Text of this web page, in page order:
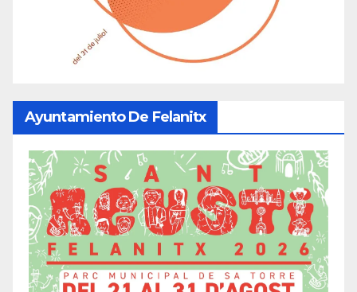
Ayuntamiento De Felanitx